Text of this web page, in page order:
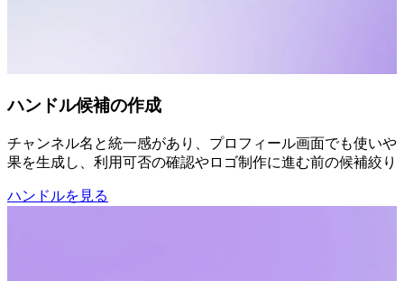
ハンドル候補の作成
チャンネル名と統一感があり、プロフィール画面でも使い
果を生成し、利用可否の確認やロゴ制作に進む前の候補絞り
ハンドルを見る